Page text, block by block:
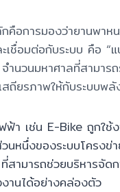
คือการมองว่ายานพาห
เชื่อมต่อกับระบบ คือ “
ำนวนมหาศาลที่สามาร
สถียรภาพให้กับระบบพ
ฟ้า เช่น E-Bike ถูกใช้
นหนึ่งของระบบโครงข่
ามารถช่วยบริหารจัด
านได้อย่างคล่องตัว